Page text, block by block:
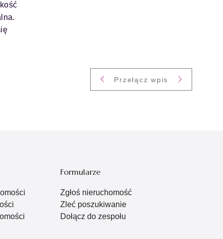
Przełącz wpis
Formularze
Zgłoś nieruchomość
Zleć poszukiwanie
Dołącz do zespołu